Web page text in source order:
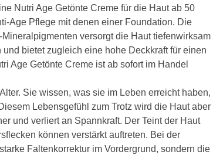
Nutri Age Getönte Creme für die Haut ab 50
Age Pflege mit denen einer Foundation. Die
versorgt die Haut tiefenwirksam
bietet zugleich eine hohe Deckkraft für einen
Age Getönte Creme ist ab sofort im Handel
Sie wissen, was sie im Leben erreicht haben,
Lebensgefühl zum Trotz wird die Haut aber
und verliert an Spannkraft. Der Teint der Haut
können verstärkt auftreten. Bei der
Faltenkorrektur im Vordergrund, sondern die